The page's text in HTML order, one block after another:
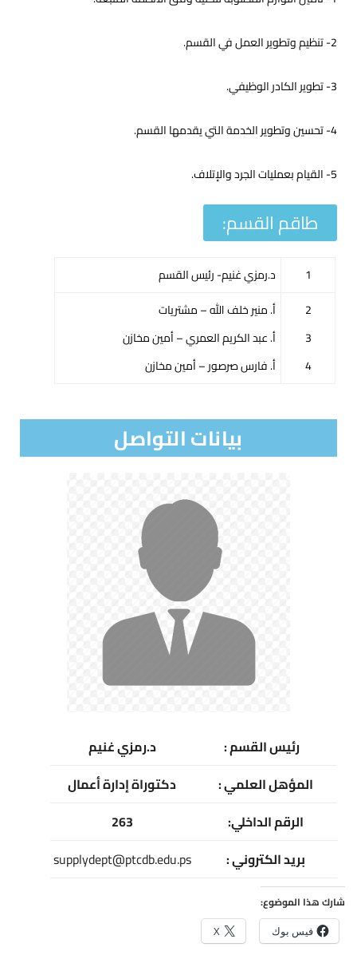
طاقم القسم:
د.رمزي غنيم- رئيس القسم
أ. منير خلف الله – مشتريات
أ. عبد الكريم العمري – أمين مخازن
أ. فارس صرصور – أمين مخازن
بيانات التواصل
رئيس القسم :
د.رمزي غنيم
المؤهل العلمي :
دكتوراة إدارة أعمال
الرقم الداخلي:
بريد الكتروني :
supplydept@ptcdb.edu.ps
الموضوع:
فيس بوك